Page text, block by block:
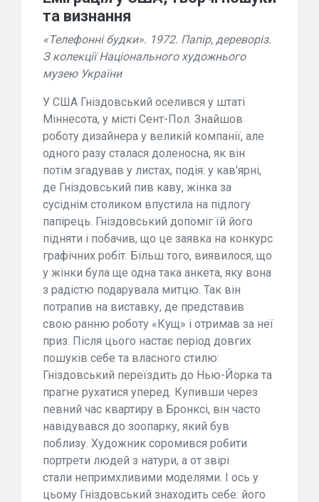
та визнання
«Телефонні будки». 1972. Папір, дереворіз.
З колекції Національного художнього
музею України
У США Гніздовський оселився у штаті
Міннесота, у місті Сент-Пол. Знайшов
роботу дизайнера у великій компанії, але
одного разу сталася доленосна, як він
потім згадував у листах, подія: у кав’ярні,
де Гніздовський пив каву, жінка за
сусіднім столиком впустила на підлогу
папірець. Гніздовський допоміг їй його
підняти і побачив, що це заявка на конкурс
графічних робіт. Більш того, виявилося, що
у жінки була ще одна така анкета, яку вона
з радістю подарувала митцю. Так він
потрапив на виставку, де представив
свою ранню роботу «Кущ» і отримав за неї
приз. Після цього настає період довгих
пошуків себе та власного стилю:
Гніздовський переїздить до Нью-Йорка та
прагне рухатися уперед. Купивши через
певний час квартиру в Бронксі, він часто
навідувався до зоопарку, який був
поблизу. Художник соромився робити
портрети людей з натури, а от звірі
стали непримхливими моделями. І ось у
цьому Гніздовський знаходить себе: його